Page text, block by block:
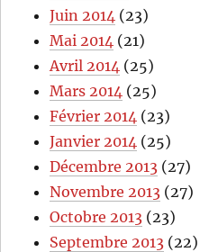
Juin 2014 (23)
Mai 2014 (21)
Avril 2014 (25)
Mars 2014 (25)
Février 2014 (23)
Janvier 2014 (25)
Décembre 2013 (27)
Novembre 2013 (27)
Octobre 2013 (23)
Septembre 2013 (22)